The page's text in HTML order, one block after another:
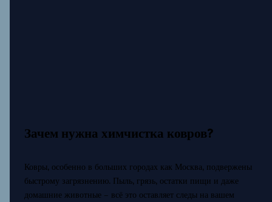
Зачем нужна химчистка ковров?
Ковры, особенно в больших городах как Москва, подвержены
быстрому загрязнению. Пыль, грязь, остатки пищи и даже
домашние животные – всё это оставляет следы на вашем